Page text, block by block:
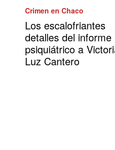
Crimen en Chaco
Los escalofriantes
detalles del informe
psiquiátrico a
Luz Cantero